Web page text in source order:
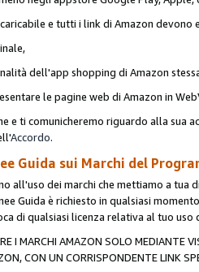
e tutti i link di Amazon devono
dell'app shopping di Amazon
le pagine web di Amazon in
e ti comunicheremo riguardo alla sua
Accordo.
Guida sui Marchi del
all'uso dei marchi che mettiamo a
Guida è richiesto in qualsiasi
di qualsiasi licenza relativa al tuo uso
I MARCHI AMAZON SOLO MEDIANTE
CON UN CORRISPONDENTE LINK